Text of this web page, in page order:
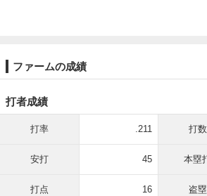
ファームの成績
打者成績
打率 .211 打数
安打 45 本塁
打点 16 盗塁